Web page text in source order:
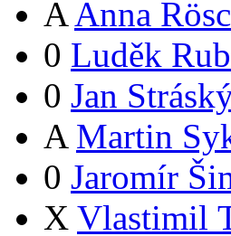
A Anna
0 Luděk
0 Jan
A Martin
0 Jaromír
X Vlastimil